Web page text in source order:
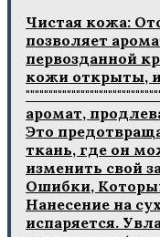
Чистая кожа:
позволяет
первозданной
кожи открыты,
аромат,
Это
ткань, где он
изменить свой
Ошибки,
Нанесение на
испаряется.